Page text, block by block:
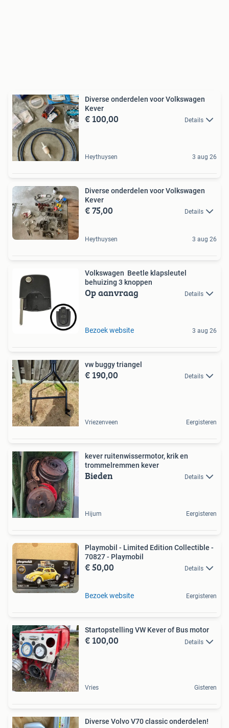
Diverse onderdelen voor Volkswagen
Kever
€ 100,00 Details
Heythuysen 3 aug 26
Diverse onderdelen voor Volkswagen
Kever
€ 75,00 Details
Heythuysen 3 aug 26
Volkswagen Beetle klapsleutel
behuizing 3 knoppen
Op aanvraag Details
Bezoek website 3 aug 26
vw buggy triangel
€ 190,00 Details
Vriezenveen Eergisteren
kever ruitenwissermotor, krik en
trommelremmen kever
Bieden Details
Hijum Eergisteren
Playmobil - Limited Edition Collectible -
70827 - Playmobil
€ 50,00 Details
Bezoek website Eergisteren
Startopstelling VW Kever of Bus motor
€ 100,00 Details
Vries Gisteren
Diverse Volvo V70 classic onderdelen!